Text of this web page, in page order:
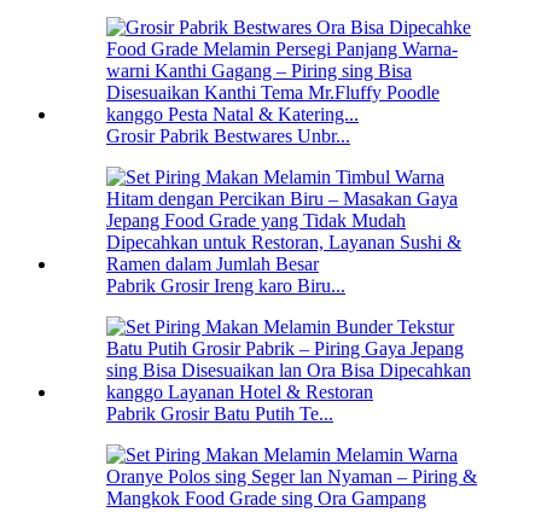
Grosir Pabrik Bestwares Unbr...
Pabrik Grosir Ireng karo Biru...
Pabrik Grosir Batu Putih Te...